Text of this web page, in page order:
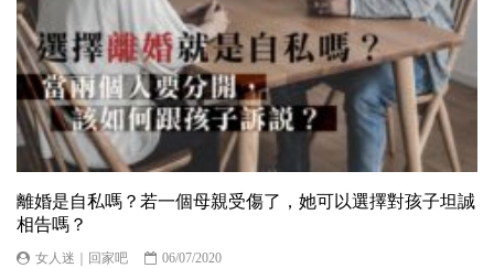
離婚是自私嗎？若一個母親受傷了，她可以選擇對孩子坦誠
相告嗎？
女人迷｜回家吧
06/07/2020